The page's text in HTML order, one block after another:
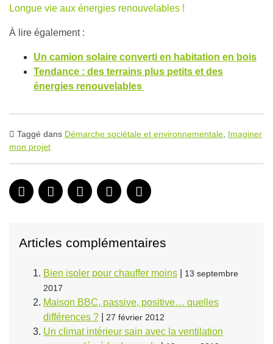
Longue vie aux énergies renouvelables !
À lire également :
Un camion solaire converti en habitation en bois
Tendance : des terrains plus petits et des
énergies renouvelables
Taggé dans Démarche sociétale et environnementale Imaginer
mon projet
Articles complémentaires
Bien isoler pour chauffer moins
13 septembre
2017
Maison BBC, passive, positive… quelles
différences ?
27 février 2012
Un climat intérieur sain avec la ventilation